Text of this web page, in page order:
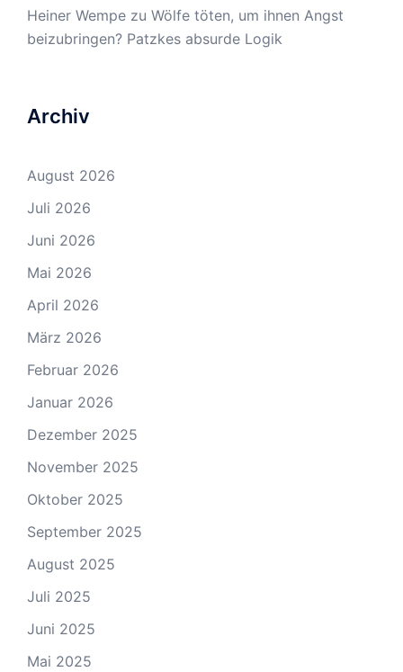
Heiner Wempe zu Wölfe töten, um ihnen Angst
beizubringen? Patzkes absurde Logik
Archiv
August 2026
Juli 2026
Juni 2026
Mai 2026
April 2026
März 2026
Februar 2026
Januar 2026
Dezember 2025
November 2025
Oktober 2025
September 2025
August 2025
Juli 2025
Juni 2025
Mai 2025